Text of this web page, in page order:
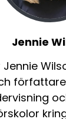
Jennie